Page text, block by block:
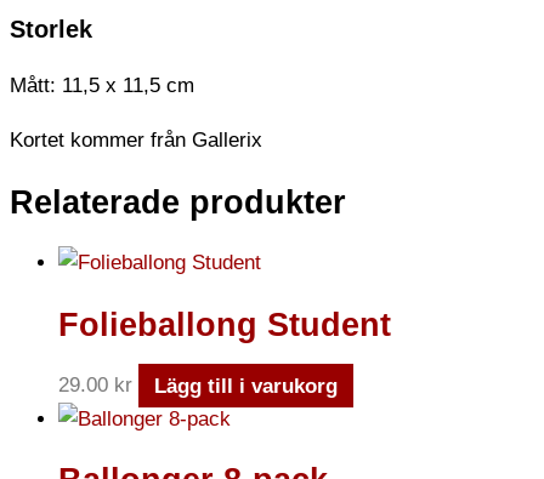
Storlek
Mått: 11,5 x 11,5 cm
Kortet kommer från Gallerix
Relaterade produkter
Folieballong Student
29.00 kr Lägg till i varukorg